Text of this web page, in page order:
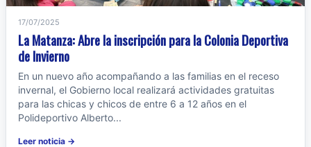
17/07/2025
La Matanza: Abre la inscripción para la Colonia Deportiva
de Invierno
En un nuevo año acompañando a las familias en el receso
invernal, el Gobierno local realizará actividades gratuitas
para las chicas y chicos de entre 6 a 12 años en el
Polideportivo Alberto...
Leer noticia →